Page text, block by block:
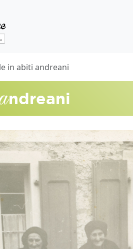
in abiti andreani
andreani